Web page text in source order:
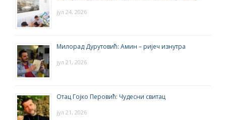
јул 24, 2026
Милорад Дурутовић: Амин – ријеч изнутра
јул 21, 2026
Отац Гојко Перовић: Чудесни свитац
јул 21, 2026